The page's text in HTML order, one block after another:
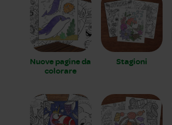
Nuove pagine da
colorare
Stagioni